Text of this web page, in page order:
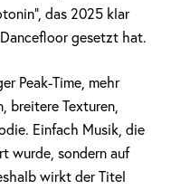
das 2025 klar
gesetzt hat.
Peak-Time, mehr
breitere Texturen,
Einfach Musik, die
wurde, sondern auf
wirkt der Titel